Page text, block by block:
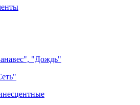
"Дождь"